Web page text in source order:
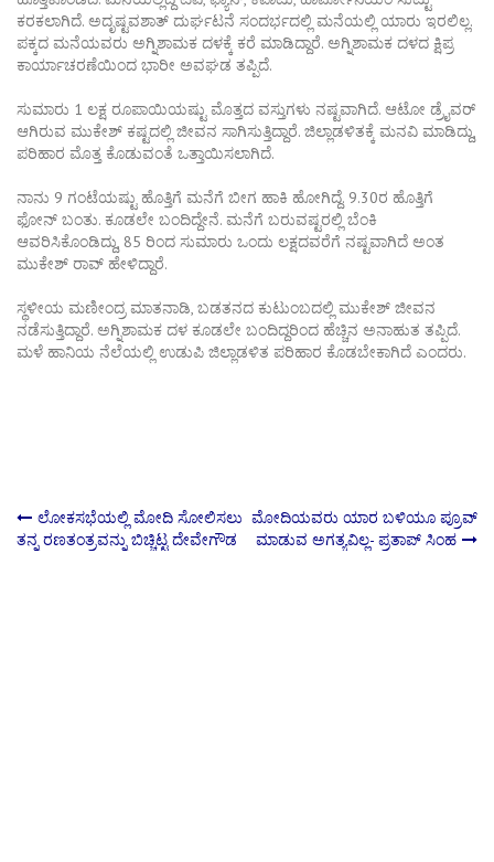
ಕರಕಲಾಗಿದೆ. ಅದೃಷ್ಟವಶಾತ್ ದುರ್ಘಟನೆ ಸಂದರ್ಭದಲ್ಲಿ ಮನೆಯಲ್ಲಿ ಯಾರು ಇರಲಿಲ್ಲ.
ಪಕ್ಕದ ಮನೆಯವರು ಅಗ್ನಿಶಾಮಕ ದಳಕ್ಕೆ ಕರೆ ಮಾಡಿದ್ದಾರೆ. ಅಗ್ನಿಶಾಮಕ ದಳದ ಕ್ಷಿಪ್ರ
ಕಾರ್ಯಾಚರಣೆಯಿಂದ ಭಾರೀ ಅವಘಡ ತಪ್ಪಿದೆ.
ಸುಮಾರು 1 ಲಕ್ಷ ರೂಪಾಯಿಯಷ್ಟು ಮೊತ್ತದ ವಸ್ತುಗಳು ನಷ್ಟವಾಗಿದೆ. ಆಟೋ ಡ್ರೈವರ್
ಆಗಿರುವ ಮುಕೇಶ್ ಕಷ್ಟದಲ್ಲಿ ಜೀವನ ಸಾಗಿಸುತ್ತಿದ್ದಾರೆ. ಜಿಲ್ಲಾಡಳಿತಕ್ಕೆ ಮನವಿ ಮಾಡಿದ್ದು,
ಪರಿಹಾರ ಮೊತ್ತ ಕೊಡುವಂತೆ ಒತ್ತಾಯಿಸಲಾಗಿದೆ.
ನಾನು 9 ಗಂಟೆಯಷ್ಟು ಹೊತ್ತಿಗೆ ಮನೆಗೆ ಬೀಗ ಹಾಕಿ ಹೋಗಿದ್ದೆ. 9.30ರ ಹೊತ್ತಿಗೆ
ಫೋನ್ ಬಂತು. ಕೂಡಲೇ ಬಂದಿದ್ದೇನೆ. ಮನೆಗೆ ಬರುವಷ್ಟರಲ್ಲಿ ಬೆಂಕಿ
ಆವರಿಸಿಕೊಂಡಿದ್ದು, 85 ರಿಂದ ಸುಮಾರು ಒಂದು ಲಕ್ಷದವರೆಗೆ ನಷ್ಟವಾಗಿದೆ ಅಂತ
ಮುಕೇಶ್ ರಾವ್ ಹೇಳಿದ್ದಾರೆ.
ಸ್ಥಳೀಯ ಮಣೀಂದ್ರ ಮಾತನಾಡಿ, ಬಡತನದ ಕುಟುಂಬದಲ್ಲಿ ಮುಕೇಶ್ ಜೀವನ
ನಡೆಸುತ್ತಿದ್ದಾರೆ. ಅಗ್ನಿಶಾಮಕ ದಳ ಕೂಡಲೇ ಬಂದಿದ್ದರಿಂದ ಹೆಚ್ಚಿನ ಅನಾಹುತ ತಪ್ಪಿದೆ.
ಮಳೆ ಹಾನಿಯ ನೆಲೆಯಲ್ಲಿ ಉಡುಪಿ ಜಿಲ್ಲಾಡಳಿತ ಪರಿಹಾರ ಕೊಡಬೇಕಾಗಿದೆ ಎಂದರು.
Post
ಲೋಕಸಭೆಯಲ್ಲಿ ಮೋದಿ ಸೋಲಿಸಲು
ತನ್ನ ರಣತಂತ್ರವನ್ನು ಬಿಚ್ಚಿಟ್ಟ ದೇವೇಗೌಡ
ಮೋದಿಯವರು ಯಾರ ಬಳಿಯೂ ಪ್ರೂವ್
ಮಾಡುವ ಅಗತ್ಯವಿಲ್ಲ- ಪ್ರತಾಪ್ ಸಿಂಹ